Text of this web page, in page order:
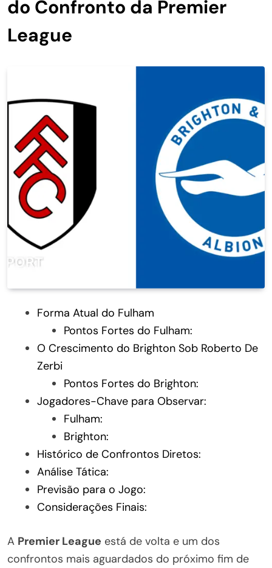
do Confronto da Premier
League
Forma Atual do Fulham
Pontos Fortes do Fulham:
O Crescimento do Brighton Sob Roberto De
Zerbi
Pontos Fortes do Brighton:
Jogadores-Chave para Observar:
Fulham:
Brighton:
Histórico de Confrontos Diretos:
Análise Tática:
Previsão para o Jogo:
Considerações Finais:
A Premier League está de volta e um dos
confrontos mais aguardados do próximo fim de